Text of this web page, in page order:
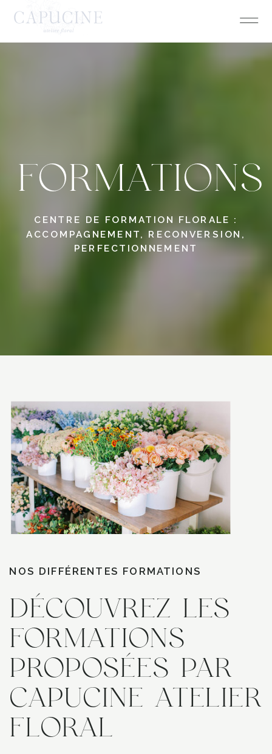
CENTRE DE FORMATION FLORALE :
ACCOMPAGNEMENT, RECONVERSION,
PERFECTIONNEMENT
FORMATIONS
NOS DIFFÉRENTES FORMATIONS
DÉCOUVREZ LES
FORMATIONS
PROPOSÉES PAR
CAPUCINE ATELIER
FLORAL